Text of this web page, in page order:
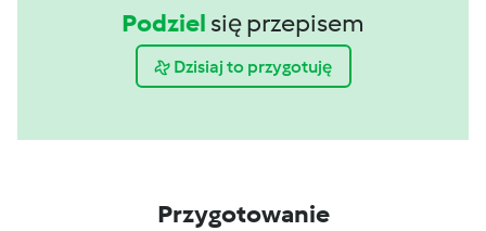
Podziel się przepisem
Dzisiaj to przygotuję
Przygotowanie